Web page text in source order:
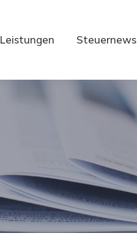
Leistungen Steuernews